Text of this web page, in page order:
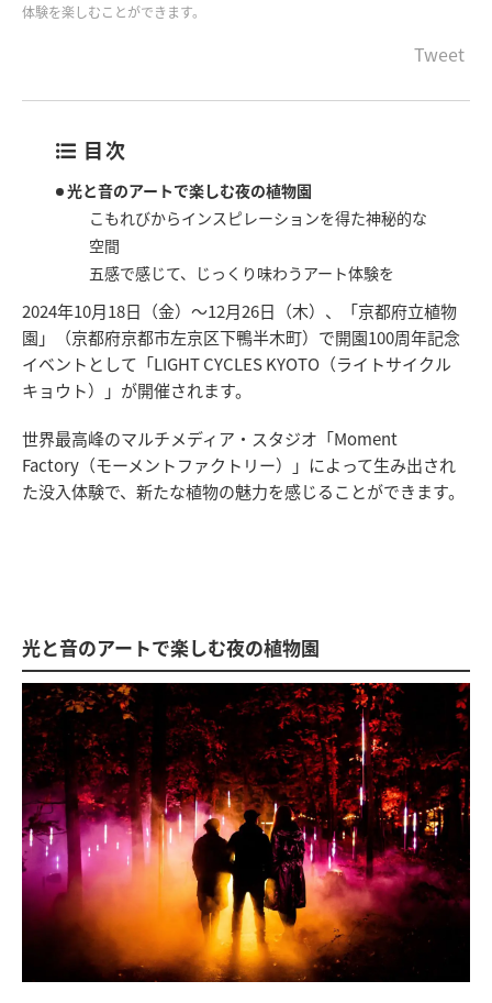
体験を楽しむことができます。
Tweet
目次
光と音のアートで楽しむ夜の植物園
こもれびからインスピレーションを得た神秘的な
空間
五感で感じて、じっくり味わうアート体験を
2024年10月18日（金）〜12月26日（木）、「京都府立植物
園」（京都府京都市左京区下鴨半木町）で開園100周年記念
イベントとして「LIGHT CYCLES KYOTO（ライトサイクル
キョウト）」が開催されます。
世界最高峰のマルチメディア・スタジオ「Moment
Factory（モーメントファクトリー）」によって生み出され
た没入体験で、新たな植物の魅力を感じることができます。
光と音のアートで楽しむ夜の植物園